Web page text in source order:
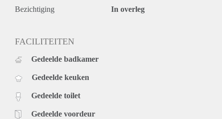
Bezichtiging In overleg
FACILITEITEN
Gedeelde badkamer
Gedeelde keuken
Gedeelde toilet
Gedeelde voordeur